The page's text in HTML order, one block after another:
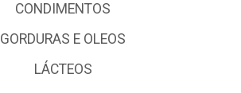
CONDIMENTOS
GORDURAS E OLEOS
LÁCTEOS